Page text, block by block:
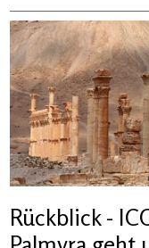
Rückblick -